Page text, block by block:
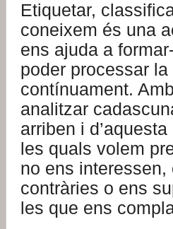
Etiquetar,
coneixem és una
ens ajuda a
poder processar
contínuament.
analitzar
arriben i
les quals volem
no ens
contràries o ens
les que ens